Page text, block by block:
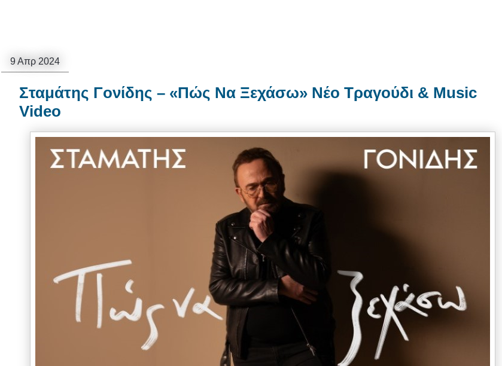
9 Απρ 2024
Σταμάτης Γονίδης – «Πώς Να Ξεχάσω» Νέο Τραγούδι & Music
Video